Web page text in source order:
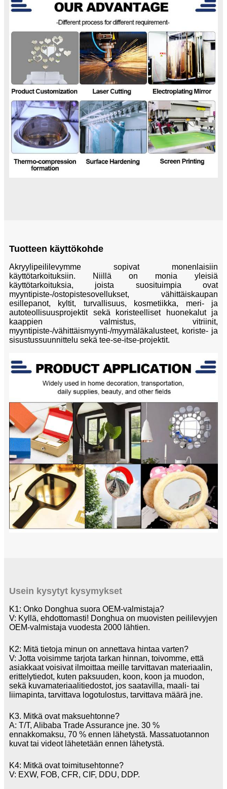
Tuotteen käyttökohde
Akryylipeililevymme sopivat monenlaisiin
käyttötarkoituksiin. Niillä on monia yleisiä
käyttötarkoituksia, joista suosituimpia ovat
myyntipiste-/ostopistesovellukset, vähittäiskaupan
esillepanot, kyltit, turvallisuus, kosmetiikka, meri- ja
autoteollisuusprojektit sekä koristeelliset huonekalut ja
kaappien valmistus, vitriinit,
myyntipiste-/vähittäismyynti-/myymäläkalusteet, koriste- ja
sisustussuunnittelu sekä tee-se-itse-projektit.
Usein kysytyt kysymykset
K1: Onko Donghua suora OEM-valmistaja?
V: Kyllä, ehdottomasti! Donghua on muovisten peililevyjen
OEM-valmistaja vuodesta 2000 lähtien.
K2: Mitä tietoja minun on annettava hintaa varten?
V: Jotta voisimme tarjota tarkan hinnan, toivomme, että
asiakkaat voisivat ilmoittaa meille tarvittavan materiaalin,
erittelytiedot, kuten paksuuden, koon, koon ja muodon,
sekä kuvamateriaalitiedostot, jos saatavilla, maali- tai
liimapinta, tarvittava logotulostus, tarvittava määrä jne.
K3. Mitkä ovat maksuehtonne?
A: T/T, Alibaba Trade Assurance jne. 30 %
ennakkomaksu, 70 % ennen lähetystä. Massatuotannon
kuvat tai videot lähetetään ennen lähetystä.
K4: Mitkä ovat toimitusehtonne?
V: EXW, FOB, CFR, CIF, DDU, DDP.